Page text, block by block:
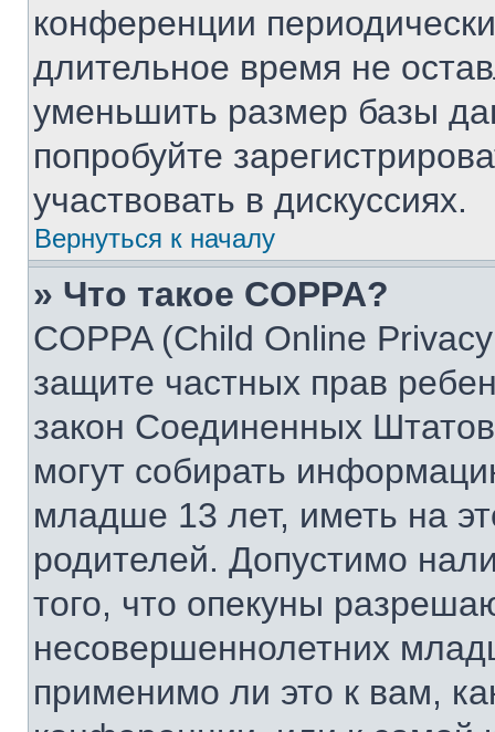
конференции
длительное время не
уменьшить размер базы
попробуйте
участвовать в дискуссиях.
Вернуться к началу
» Что такое COPPA?
COPPA (Child Online
защите частных прав
закон Соединенных
могут собирать
младше 13 лет, иметь на
родителей. Допустимо
того, что опекуны
несовершеннолетних
применимо ли это к вам,